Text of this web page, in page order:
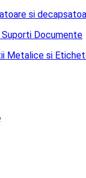
si
Suporti Documente
Metalice si